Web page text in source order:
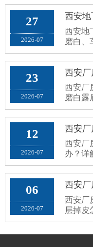
高频走
原有普
环氧地
砂起灰
打滑、
和厂···
27
2026-07
西安地
磨白、
车场地
耐磨翻
23
2026-07
西安厂
磨白露
因、修
案，长
12
2026-07
西安厂
办？详
区与标
车间扬
06
2026-07
西安厂
层掉皮
施工误